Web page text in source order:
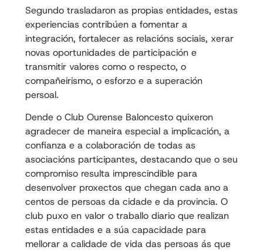
Segundo trasladaron as propias entidades, estas
experiencias contribúen a fomentar a
integración, fortalecer as relacións sociais, xerar
novas oportunidades de participación e
transmitir valores como o respecto, o
compañeirismo, o esforzo e a superación
persoal.
Dende o Club Ourense Baloncesto quixeron
agradecer de maneira especial a implicación, a
confianza e a colaboración de todas as
asociacións participantes, destacando que o seu
compromiso resulta imprescindible para
desenvolver proxectos que chegan cada ano a
centos de persoas da cidade e da provincia. O
club puxo en valor o traballo diario que realizan
estas entidades e a súa capacidade para
mellorar a calidade de vida das persoas ás que